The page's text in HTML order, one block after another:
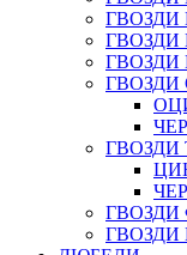
ГВОЗДИ
ГВОЗДИ
ГВОЗДИ
ГВОЗДИ
ГВОЗДИ
ГВОЗДИ